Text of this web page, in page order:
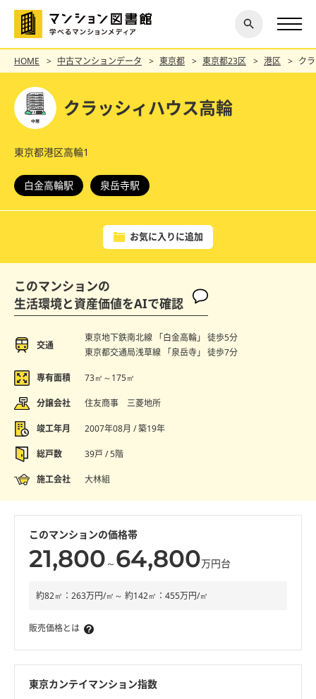
探す
閉じ
る
HOME 中古マンションデータ 東京都 東京都23区 港区 ク
クラッシィハウス高輪
東京都港区高輪1
白金高輪駅 泉岳寺駅
お気に入りに追加
このマンションの
生活環境と資産価値をAIで確認
交通
東京地下鉄南北線 「白金高輪」 徒歩5分
東京都交通局浅草線 「泉岳寺」 徒歩7分
専有面積 73㎡～175㎡
分譲会社 住友商事 三菱地所
竣工年月 2007年08月 / 築19年
総戸数 39戸 / 5階
施工会社 大林組
このマンションの価格帯
21,800 ～ 64,800万円台
約82㎡：263万円/㎡～ 約142㎡：455万円/㎡
販売価格とは
東京カンテイマンション指数